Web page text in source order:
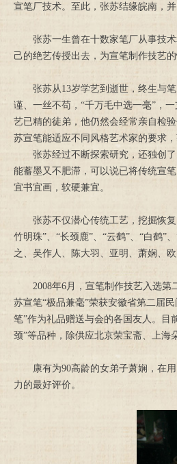
宣笔厂技术。至此，张苏结缘皖南，
张苏一生曾在十数家笔厂从事技术
己的绝艺传授出去，为宣笔制作技艺
张苏从13岁学艺到逝世，终生与笔
谨、一丝不苟，“千万毛中选一毫”，
艺已精的徒弟，他仍然会经常亲自检
苏宣笔能适应不同风格艺术家的要求
张苏经过不断探索研究，还独创了
能蓄墨又不肥滞，可以说已将传统宣
宜书宜画，软硬兼宜。
张苏不仅潜心传统工艺，挖掘恢复
竹明珠”、“长颈鹿”、“云鹤”、“白鹤”
之、吴作人、陈大羽、亚明、萧娴、
2008年6月，宣笔制作技艺入选第二
苏宣笔“极品兼毫”荣获安徽省第二届
笔”作为礼品赠送与会的各国友人。目
颈”等品种，除供应北京荣宝斋、上
康有为90高龄的女弟子萧娴，在用
力的最好评价。